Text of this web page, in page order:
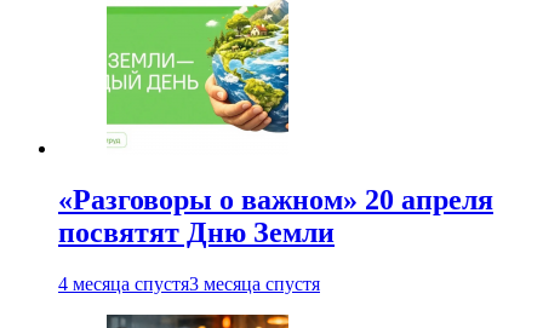
«Разговоры о важном» 20 апреля
посвятят Дню Земли
4 месяца спустя3 месяца спустя